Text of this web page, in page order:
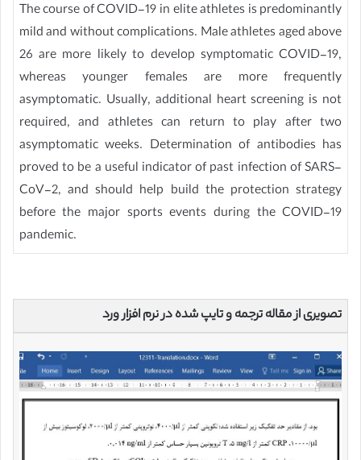
The course of COVID-19 in elite athletes is predominantly
mild and without complications. Male athletes aged above
26 are more likely to develop symptomatic COVID-19,
whereas younger females are more frequently
asymptomatic. Usually, additional heart screening is not
required, and athletes can return to play after two
asymptomatic weeks. Determination of antibodies has
proved to be a useful indicator of past infection of SARS-
CoV-2, and should help build the protection strategy
before the major sports events during the COVID-19
pandemic.
تصویری از مقاله ترجمه و تایپ شده در نرم افزار ورد